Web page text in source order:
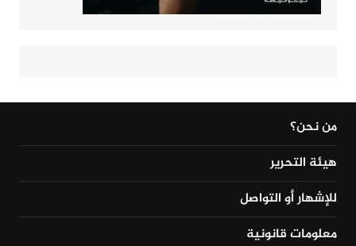
من نحن؟
هيئة التحرير
للإشهار أو التواصل
معلومات قانونية